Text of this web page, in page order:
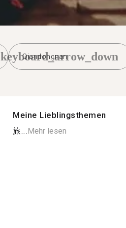
Qiandongnan
keyboard_arrow_down
Meine Lieblingsthemen
旅...Mehr lesen